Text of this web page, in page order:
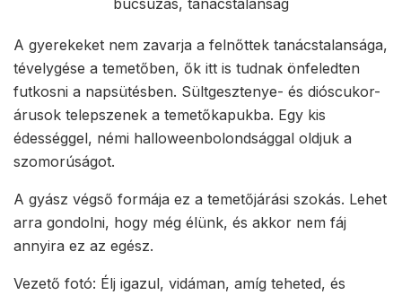
A gyerekeket nem zavarja a felnőttek tanácstalansága,
tévelygése a temetőben, ők itt is tudnak önfeledten
futkosni a napsütésben. Sültgesztenye- és dióscukor-
árusok telepszenek a temetőkapukba. Egy kis
édességgel, némi halloweenbolondsággal oldjuk a
szomorúságot.
A gyász végső formája ez a temetőjárási szokás. Lehet
arra gondolni, hogy még élünk, és akkor nem fáj
annyira ez az egész.
Vezető fotó: Élj igazul, vidáman, amíg teheted, és